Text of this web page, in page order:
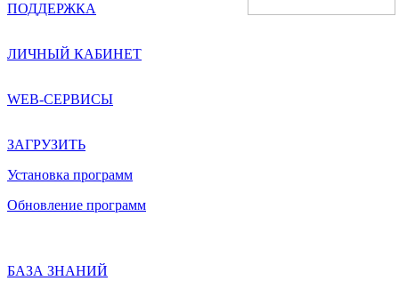
ПОДДЕРЖКА
ЛИЧНЫЙ КАБИНЕТ
WEB-СЕРВИСЫ
ЗАГРУЗИТЬ
Установка программ
Обновление программ
БАЗА ЗНАНИЙ